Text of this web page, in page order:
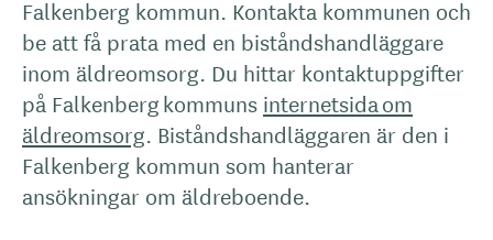
Falkenberg kommun. Kontakta kommunen och
be att få prata med en biståndshandläggare
inom äldreomsorg. Du hittar kontaktuppgifter
på Falkenberg kommuns internetsida om
äldreomsorg. Biståndshandläggaren är den i
Falkenberg kommun som hanterar
ansökningar om äldreboende.